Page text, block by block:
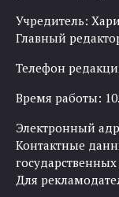
Учредитель:
Главный
Телефон
Время работы:
Электронный
Контактные
Для